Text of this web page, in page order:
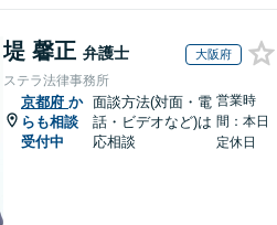
堤 馨正 弁護士 大阪府
ステラ法律事務所
京都府 か
らも相談
受付中
面談方法(対面・電
話・ビデオなど)は
応相談
営業時
間：本日
定休日